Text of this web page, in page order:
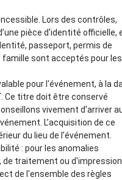
Lors des contrôles,
pièce d'identité officielle,
passeport, permis de
famille sont acceptés pour les
pour l'événement, à la
Ce titre doit être conservé
vivement d'arriver
L’acquisition de ce
du lieu de l’événement.
: pour les anomalies
de traitement ou d'impression
de l'ensemble des règles